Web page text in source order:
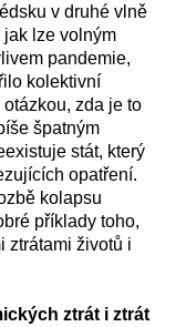
v druhé vlně
jak lze volným
pandemie,
kolektivní
zda je to
špatným
stát, který
opatření.
kolapsu
příklady toho,
ztrátami životů i
ztrát i ztrát